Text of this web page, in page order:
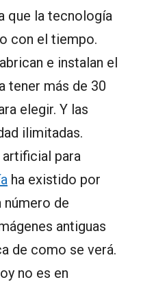
que la tecnología
con el tiempo.
e instalan el
tener más de 30
elegir. Y las
ilimitadas.
artificial para
ha existido por
número de
antiguas
de como se verá.
no es en